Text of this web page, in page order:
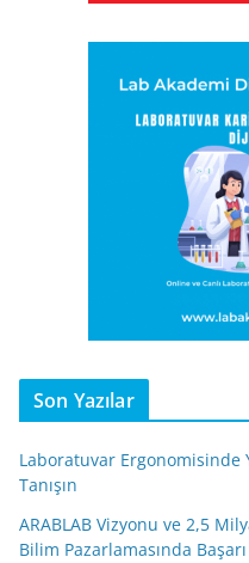
Son Yazılar
Laboratuvar Ergonomisinde
Tanışın
ARABLAB Vizyonu ve 2,5
Bilim Pazarlamasında